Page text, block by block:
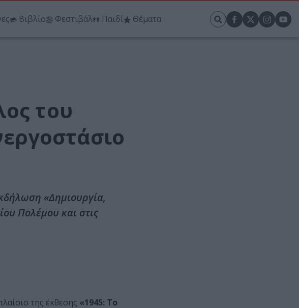
Βιβλίο Φεστιβάλ Παιδί Θέματα
του
«Δημιουργία,
Πολέμου και στις
της έκθεσης «1945: Το